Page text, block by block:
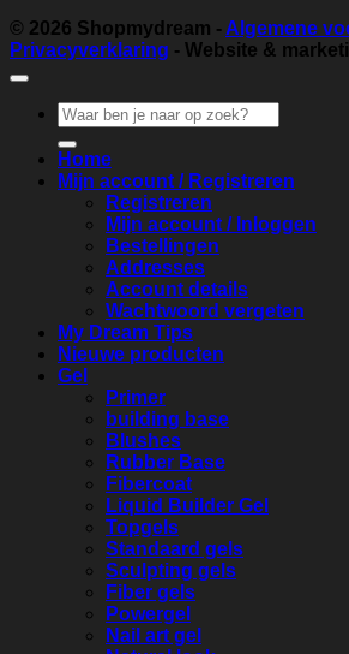
© 2026 Shopmydream - Algemene
Privacyverklaring - Website &
Zoeken
naar:
Home
Mijn account / Registreren
Registreren
Mijn account / Inloggen
Bestellingen
Addresses
Account details
Wachtwoord vergeten
My Dream Tips
Nieuwe producten
Gel
Primer
building base
Blushes
Rubber Base
Fibercoat
Liquid Builder Gel
Topgels
Standaard gels
Sculpting gels
Fiber gels
Powergel
Nail art gel